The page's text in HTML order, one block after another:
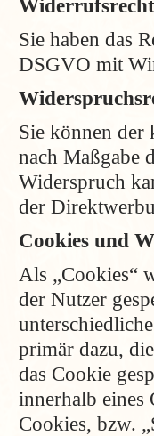
Widerrufsrecht
Sie haben das
DSGVO mit
Sie können der
nach Maßgabe
Widerspruch
der
Cookies und
Als „Cookies“
der Nutzer
primär dazu,
das Cookie
innerhalb eines
Cookies, bzw.